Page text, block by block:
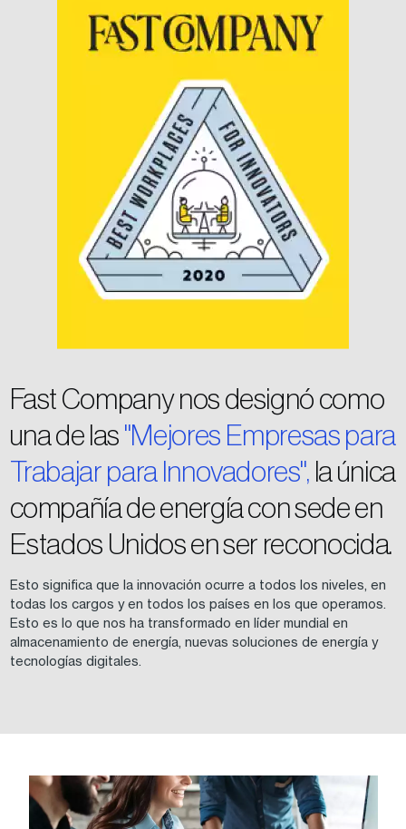
Fast Company nos designó como
una de las"Mejores Empresas para
Trabajar para Innovadores", la única
compañía de energía con sede en
Estados Unidos en ser reconocida.
Esto significa que la innovación ocurre a todos los niveles, en
todas los cargos y en todos los países en los que operamos.
Esto es lo que nos ha transformado en líder mundial en
almacenamiento de energía, nuevas soluciones de energía y
tecnologías digitales.